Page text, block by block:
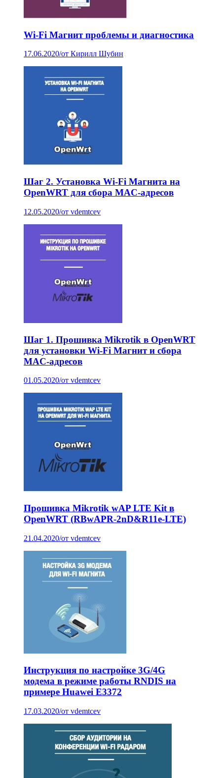
Wi-Fi Магнит проблемы и диагностика
17.06.2020/от Кирилл Шубин
Шаг 2. Установка Wi-Fi Магнита на
OpenWRT для сбора MAC-адресов
12.05.2020/от vdemtcev
Шаг 1. Прошивка Mikrotik в OpenWRT
для установки Wi-Fi Магнит и сбора
MAC-адресов
01.05.2020/от vdemtcev
Прошивка Mikrotik wAP LTE Kit в
OpenWRT (RBwAPR-2nD&R11e-LTE)
21.04.2020/от vdemtcev
Инструкция по настройке 3G/4G
модема в режиме работы RNDIS на
примере Huawei E3372
17.03.2020/от vdemtcev